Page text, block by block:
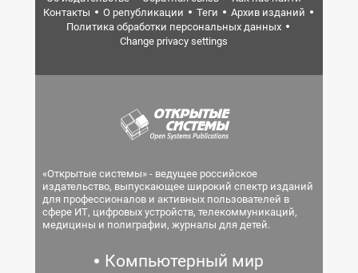
Контакты
О републикации Теги
Архив изданий
Политика обработки персональных данных
Change privacy settings
«Открытые системы» - ведущее российское
издательство, выпускающее широкий спектр изданий
для профессионалов и активных пользователей в
сфере ИТ, цифровых устройств, телекоммуникаций,
медицины и полиграфии, журналы для детей.
Компьютерный мир